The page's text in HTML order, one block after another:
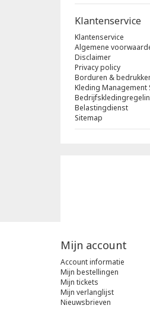
Klantenservice
Klantenservice
Algemene
Disclaimer
Privacy policy
Borduren &
Kleding Management
Belastingdienst
Sitemap
Mijn account
Account informatie
Mijn bestellingen
Mijn tickets
Mijn verlanglijst
Nieuwsbrieven